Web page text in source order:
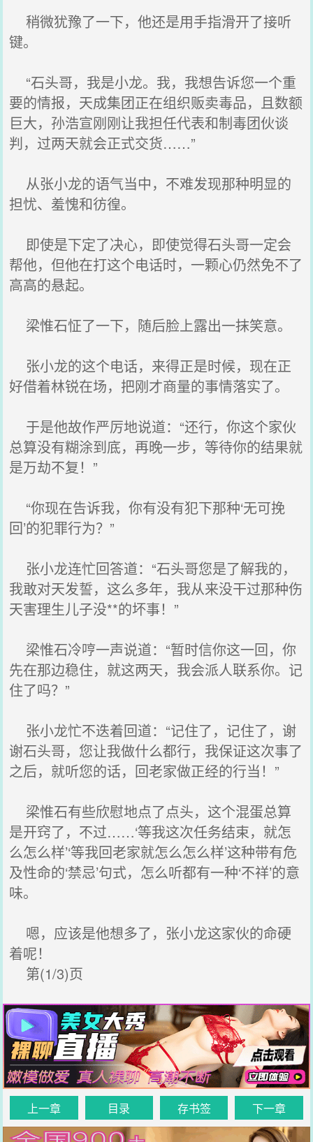
稍微犹豫了一下，他还是用手指滑开了接听
键。
“石头哥，我是小龙。我，我想告诉您一个重
要的情报，天成集团正在组织贩卖毒品，且数额
巨大，孙浩宣刚刚让我担任代表和制毒团伙谈
判，过两天就会正式交货……”
从张小龙的语气当中，不难发现那种明显的
担忧、羞愧和彷徨。
即使是下定了决心，即使觉得石头哥一定会
帮他，但他在打这个电话时，一颗心仍然免不了
高高的悬起。
梁惟石怔了一下，随后脸上露出一抹笑意。
张小龙的这个电话，来得正是时候，现在正
好借着林锐在场，把刚才商量的事情落实了。
于是他故作严厉地说道：“还行，你这个家伙
总算没有糊涂到底，再晚一步，等待你的结果就
是万劫不复！”
“你现在告诉我，你有没有犯下那种‘无可挽
回’的犯罪行为？”
张小龙连忙回答道：“石头哥您是了解我的，
我敢对天发誓，这么多年，我从来没干过那种伤
天害理生儿子没**的坏事！”
梁惟石冷哼一声说道：“暂时信你这一回，你
先在那边稳住，就这两天，我会派人联系你。记
住了吗？”
张小龙忙不迭着回道：“记住了，记住了，谢
谢石头哥，您让我做什么都行，我保证这次事了
之后，就听您的话，回老家做正经的行当！”
梁惟石有些欣慰地点了点头，这个混蛋总算
是开窍了，不过……‘等我这次任务结束，就怎
么怎么样’‘等我回老家就怎么怎么样’这种带有危
及性命的‘禁忌’句式，怎么听都有一种‘不祥’的意
味。
嗯，应该是他想多了，张小龙这家伙的命硬
着呢！
第(1/3)页
上一章 目录 存书签 下一章